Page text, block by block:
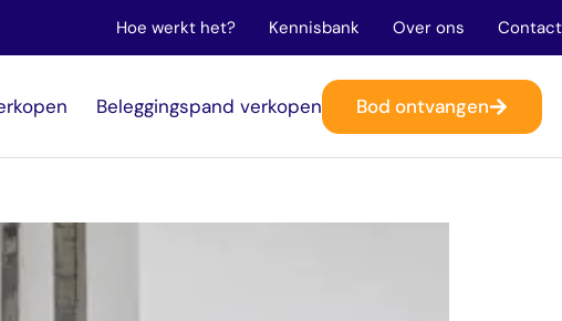
Hoe werkt het? Kennisbank Over ons Contact
Beleggingspand verkopen Bod ontvangen